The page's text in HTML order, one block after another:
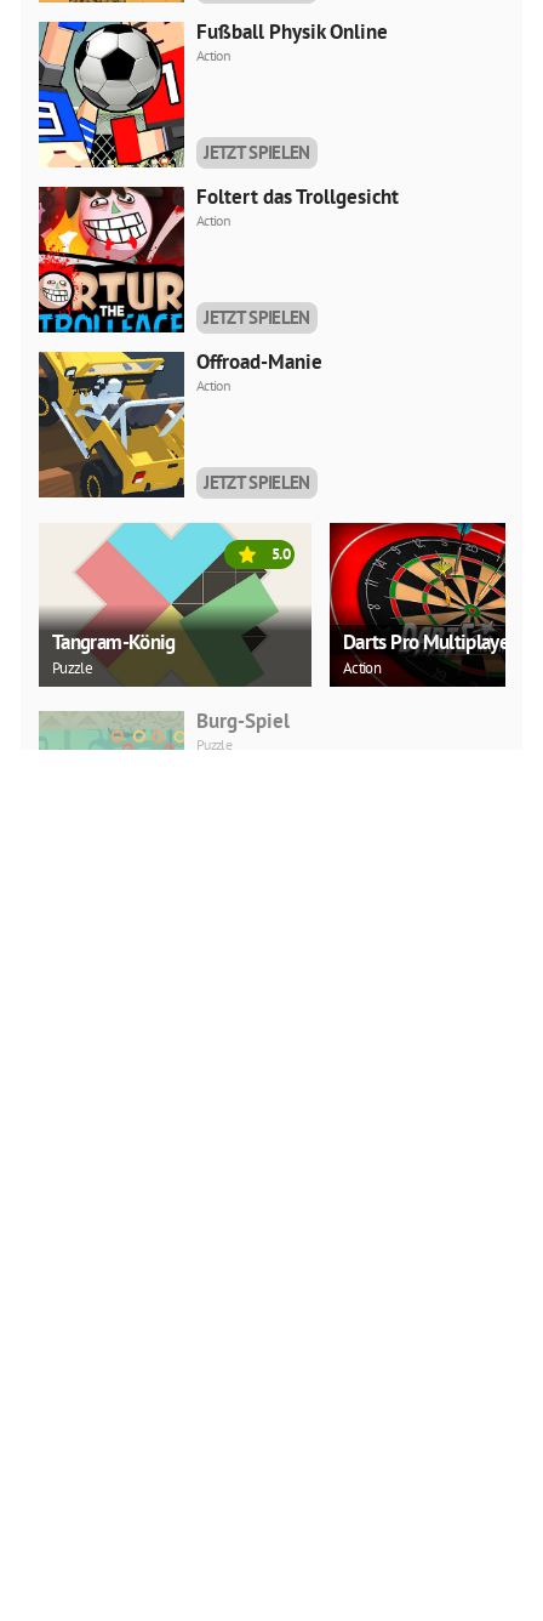
Fußball Physik Online
Action
JETZT SPIELEN
Foltert das Trollgesicht
Action
JETZT SPIELEN
Offroad-Manie
Action
JETZT SPIELEN
Tangram-König
Puzzle
5.0
Darts Pro Multiplayer
Action
Burg-Spiel
Puzzle